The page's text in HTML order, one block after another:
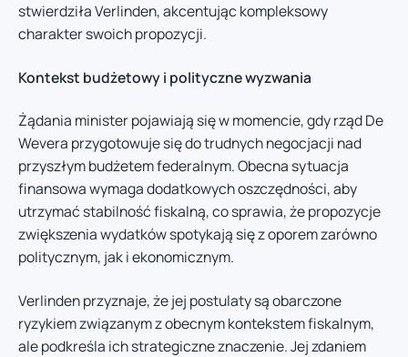
stwierdziła Verlinden, akcentując kompleksowy
charakter swoich propozycji.
Kontekst budżetowy i polityczne wyzwania
Żądania minister pojawiają się w momencie, gdy rząd De
Wevera przygotowuje się do trudnych negocjacji nad
przyszłym budżetem federalnym. Obecna sytuacja
finansowa wymaga dodatkowych oszczędności, aby
utrzymać stabilność fiskalną, co sprawia, że propozycje
zwiększenia wydatków spotykają się z oporem zarówno
politycznym, jak i ekonomicznym.
Verlinden przyznaje, że jej postulaty są obarczone
ryzykiem związanym z obecnym kontekstem fiskalnym,
ale podkreśla ich strategiczne znaczenie. Jej zdaniem